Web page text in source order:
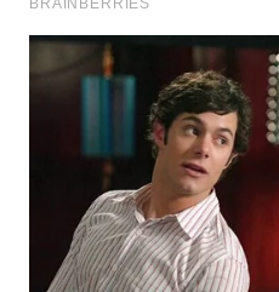
SUKABUMI
PURWAKARTA
WN
PRIANGAN
TIMUR